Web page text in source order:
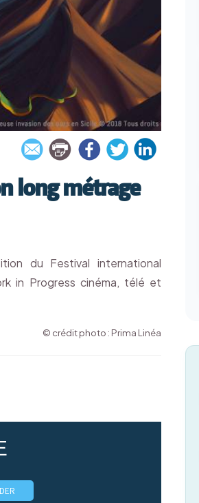
long métrage
du Festival international
in Progress cinéma, télé et
© crédit photo : Prima Linéa